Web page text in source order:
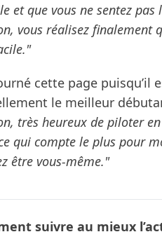
et que vous ne sentez
vous réalisez finalement
cette page puisqu’il
le meilleur
très heureux de piloter en
ce qui compte le plus pour
être vous-même."
suivre au mieux